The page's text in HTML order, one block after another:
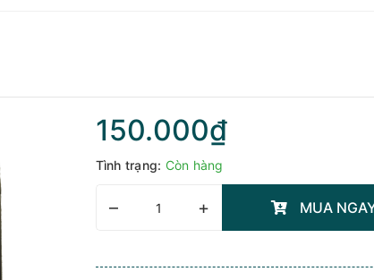
150.000₫
Tình trạng: Còn hàng
– + MUA